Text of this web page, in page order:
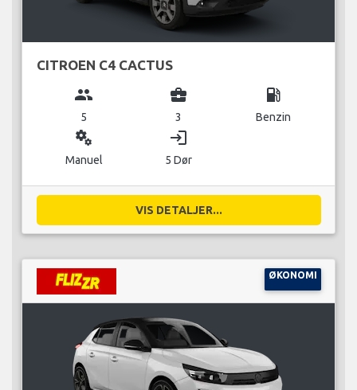
CITROEN C4 CACTUS
group
5
business_center
3
local_gas_station
Benzin
miscellaneous_services
Manuel
login
5 Dør
VIS DETALJER...
ØKONOMI